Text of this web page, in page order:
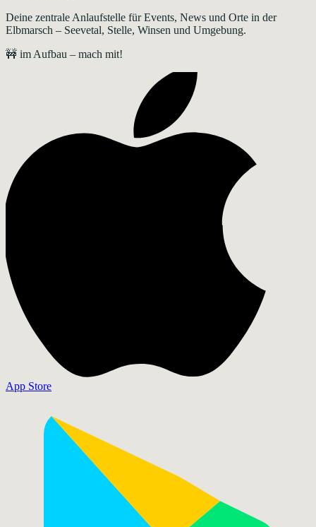
Deine zentrale Anlaufstelle für Events, News und Orte in der
Elbmarsch – Seevetal, Stelle, Winsen und Umgebung.
🚧 im Aufbau – mach mit!
App Store